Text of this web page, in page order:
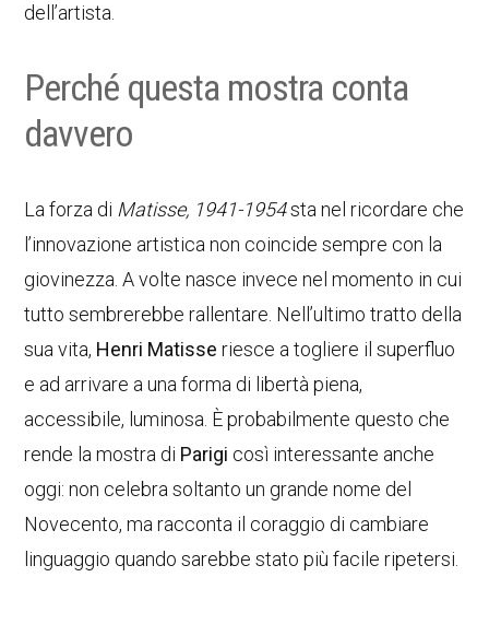
dell’artista.
Perché questa mostra conta
davvero
La forza di Matisse, 1941-1954sta nel ricordare che
l’innovazione artistica non coincide sempre con la
giovinezza. A volte nasce invece nel momento in cui
tutto sembrerebbe rallentare. Nell’ultimo tratto della
sua vita, Henri Matisse riesce a togliere il superfluo
e ad arrivare a una forma di libertà piena,
accessibile, luminosa. È probabilmente questo che
rende la mostra di Parigi così interessante anche
oggi: non celebra soltanto un grande nome del
Novecento, ma racconta il coraggio di cambiare
linguaggio quando sarebbe stato più facile ripetersi.